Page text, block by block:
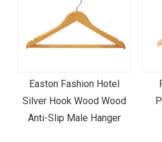
Easton Fashion Hotel
Silver Hook Wood Wood
Anti-Slip Male Hanger